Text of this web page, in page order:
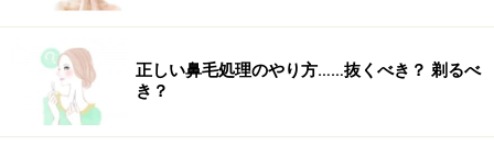
商品詳細はコチラ
この商品についてのクチコミを書く・読む
正しい鼻毛処理のやり方……抜くべき？ 剃るべ
き？